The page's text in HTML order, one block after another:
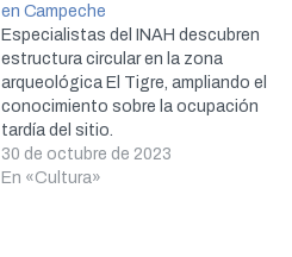
en Campeche
Especialistas del INAH descubren
estructura circular en la zona
arqueológica El Tigre, ampliando el
conocimiento sobre la ocupación
tardía del sitio.
30 de octubre de 2023
En «Cultura»